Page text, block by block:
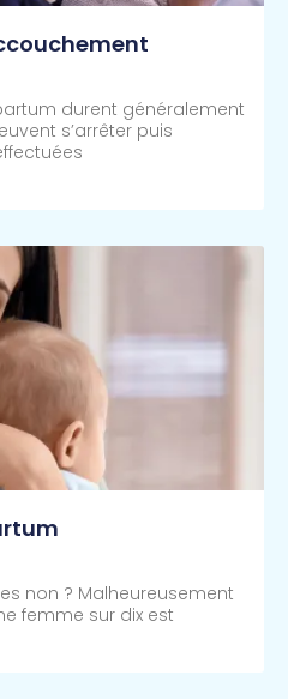
durent généralement
s’arrêter puis
non ? Malheureusement
femme sur dix est